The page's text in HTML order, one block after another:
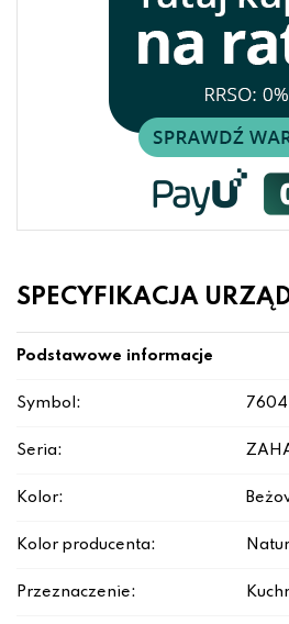
SPECYFIKACJA
Podstawowe informacje
Symbol: 7604
Seria:
Kolor:
Kolor producenta:
Przeznaczenie: